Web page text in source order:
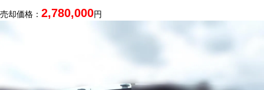
売却価格： 2,780,000円